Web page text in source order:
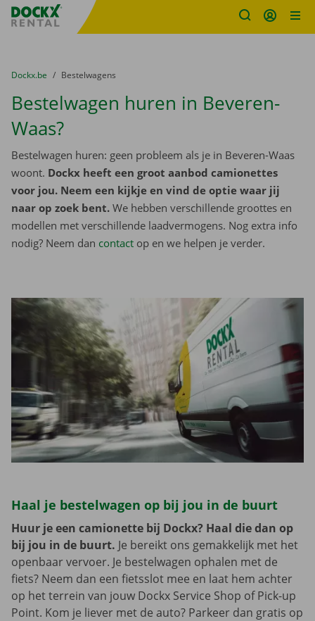
Fratello DEMO
U bevindt zich hier:
van
Dockx.be naar
Bestelwagens
Bestelwagen huren in Beveren-
Waas?
Bestelwagen huren: geen probleem als je in Beveren-Waas
woont. Dockx heeft een groot aanbod camionettes
voor jou. Neem een kijkje en vind de optie waar jij
naar op zoek bent. We hebben verschillende groottes en
modellen met verschillende laadvermogens. Nog extra info
nodig? Neem dan contact op en we helpen je verder.
Haal je bestelwagen op bij jou in de buurt
Huur je een camionette bij Dockx? Haal die dan op
bij jou in de buurt. Je bereikt ons gemakkelijk met het
openbaar vervoer. Je bestelwagen ophalen met de
fiets? Neem dan een fietsslot mee en laat hem achter
op het terrein van jouw Dockx Service Shop of Pick-up
Point. Kom je liever met de auto? Parkeer dan gratis op